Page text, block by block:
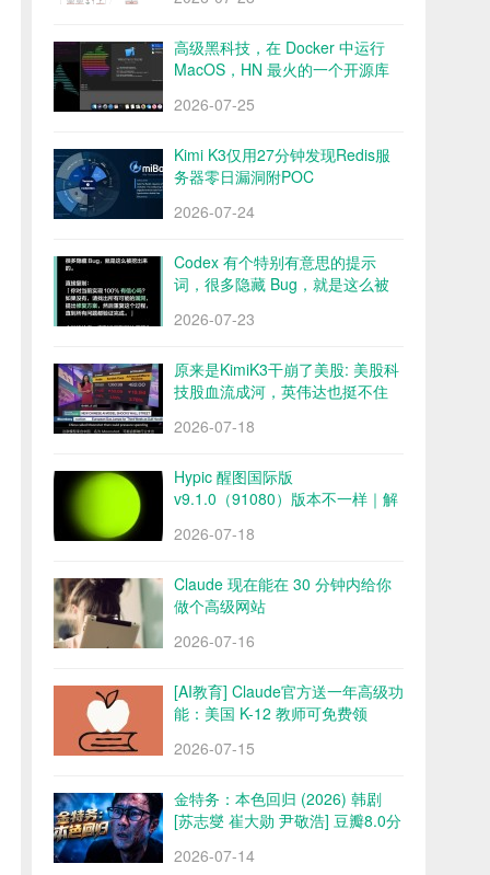
高级黑科技，在 Docker 中运行
MacOS，HN 最火的一个开源库
2026-07-25
Kimi K3仅用27分钟发现Redis服
务器零日漏洞附POC
2026-07-24
Codex 有个特别有意思的提示
词，很多隐藏 Bug，就是这么被
2026-07-23
原来是KimiK3干崩了美股: 美股科
技股血流成河，英伟达也挺不住
2026-07-18
Hypic 醒图国际版
v9.1.0（91080）版本不一样｜解
2026-07-18
Claude 现在能在 30 分钟内给你
做个高级网站
2026-07-16
[AI教育] Claude官方送一年高级功
能：美国 K-12 教师可免费领
2026-07-15
金特务：本色回归 (2026) 韩剧
[苏志燮 崔大勋 尹敬浩] 豆瓣8.0分
2026-07-14